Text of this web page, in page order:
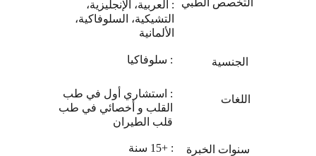
التخصص الطبي
الجنسية
اللغات
سنوات الخبرة
: استشاري أول في طب
القلب و أخصائي في طب
قلب الطيران
: سلوفاكيا
: العربية، الإنجليزية،
التشيكية، السلوفاكية،
الألمانية
: +15 سنة